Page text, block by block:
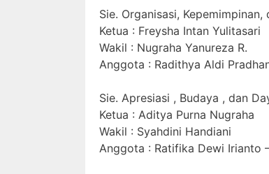
Sie. Organisasi, Kepemimpinan,
Ketua : Freysha Intan Yulitasari
Wakil : Nugraha Yanureza R.
Anggota : Radithya Aldi
Sie. Apresiasi , Budaya , dan
Ketua : Aditya Purna Nugraha
Wakil : Syahdini Handiani
Anggota : Ratifika Dewi Irianto